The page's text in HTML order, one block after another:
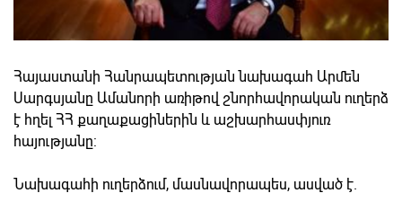
Հայաստանի Հանրապետության նախագահ Արմեն
Սարգսյանը Ամանորի առիթով շնորհավորական ուղերձ
է հղել ՀՀ քաղաքացիներին և աշխարհասփյուռ
հայությանը:
Նախագահի ուղերձում, մասնավորապես, ասված է.